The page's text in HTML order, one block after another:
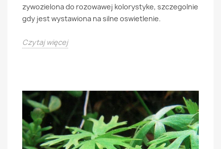
zywozielona do rozowawej kolorystyke, szczegolnie
gdy jest wystawiona na silne oswietlenie.
Czytaj więcej